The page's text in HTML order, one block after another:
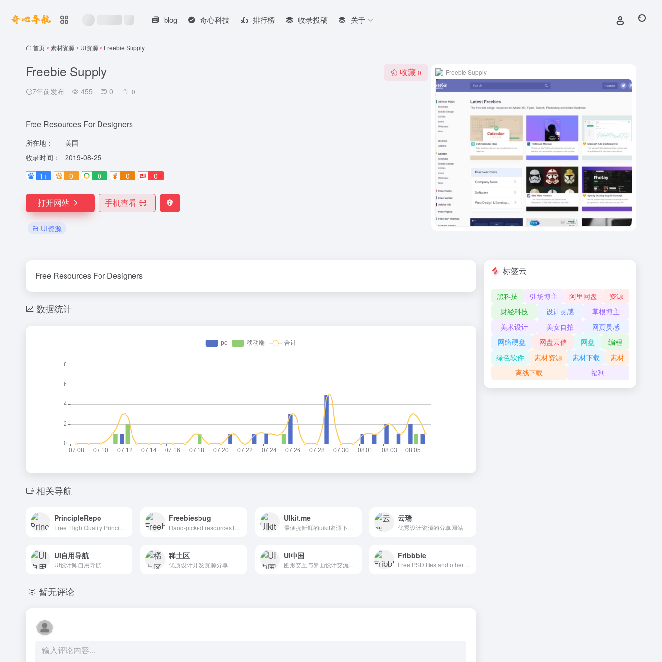
blog 奇心科技 排行榜 收录投稿 关于
首页 • 素材资源 • UI资源 • Freebie Supply
Freebie Supply
7年前发布 455 0 0
收藏 0
Free Resources For Designers
所在地：
美国
收录时间：
2019-08-25
1+
0 0 0 0
打开网站 手机查看
UI资源
Freebie Supply
Free Resources For Designers
数据统计
相关导航
PrincipleRepo Freebiesbug
Hand-picked resources for web designer and developers, constantly updated.
UIkit.me
最便捷新鲜的uikit资源下载网站
云瑞
优秀设计资源的分享网站
UI自用导航
UI设计师自用导航
稀土区
优质设计开发资源分享
UI中国 Fribbble
暂无评论
标签云
黑科技 驻场博主 阿里网盘
资源
财经科技
设计灵感
草根博主
美术设计
美女自拍
网页灵感
网络硬盘
网盘云储 网盘
编程
绿色软件
素材资源 素材下载
素材
离线下载
福利